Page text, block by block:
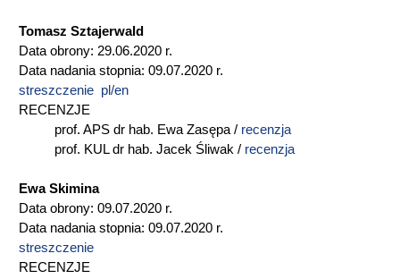
Tomasz Sztajerwald
Data obrony: 29.06.2020 r.
Data nadania stopnia: 09.07.2020 r.
streszczenie pl/en
RECENZJE
prof. APS dr hab. Ewa Zasępa / recenzja
prof. KUL dr hab. Jacek Śliwak / recenzja
Ewa Skimina
Data obrony: 09.07.2020 r.
Data nadania stopnia: 09.07.2020 r.
streszczenie
RECENZJE